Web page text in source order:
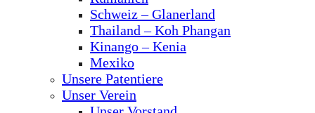
Schweiz – Glanerland
Thailand – Koh Phangan
Kinango – Kenia
Mexiko
Unsere Patentiere
Unser Verein